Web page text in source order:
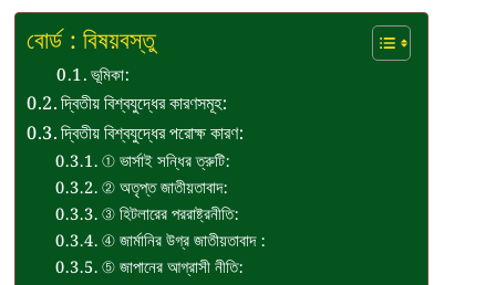
বোর্ড : বিষয়বস্তু
ভূমিকা:
দ্বিতীয় বিশ্বযুদ্ধের কারণসমূহ:
দ্বিতীয় বিশ্বযুদ্ধের পরোক্ষ কারণ:
① ভার্সাই সন্ধির ত্রুটি:
② অতৃপ্ত জাতীয়তাবাদ:
③ হিটলারের পররাষ্ট্রনীতি:
④ জার্মানির উগ্র জাতীয়তাবাদ :
⑤ জাপানের আগ্রাসী নীতি: